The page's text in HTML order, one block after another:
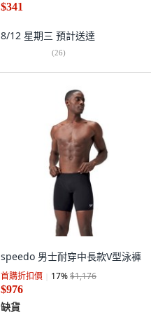
$341
8/12 星期三 預計送達
(26)
speedo 男士耐穿中長款V型泳褲
首購折扣價 17%$1,176
$976
缺貨